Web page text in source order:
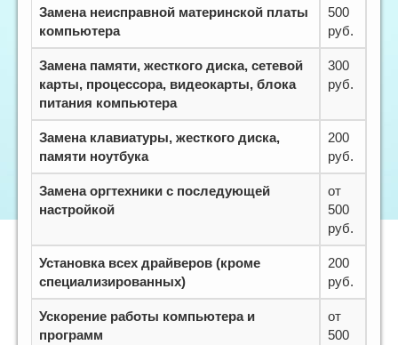
Замена неисправной материнской платы
компьютера
500
руб.
Замена памяти, жесткого диска, сетевой
карты, процессора, видеокарты, блока
питания компьютера
300
руб.
Замена клавиатуры, жесткого диска,
памяти ноутбука
200
руб.
Замена оргтехники с последующей
настройкой
от
500
руб.
Установка всех драйверов (кроме
специализированных)
200
руб.
Ускорение работы компьютера и
программ
от
500